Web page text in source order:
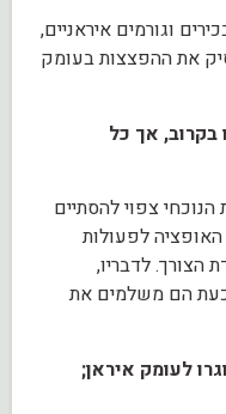
וגורמים איראניים,
את ההפצצות בעומק
בקרוב, אך כל
צפוי להסתיים
לפעולות
הצורך. לדבריו,
הם משלמים את
שוגרו לעומק איראן;